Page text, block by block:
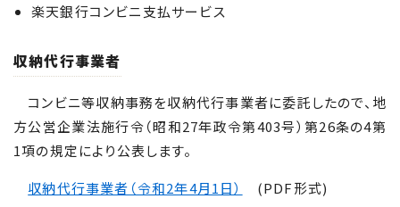
楽天銀行コンビニ支払サービス
収納代行事業者
コンビニ等収納事務を収納代行事業者に委託したので、地
方公営企業法施行令（昭和27年政令第403号）第26条の4第
1項の規定により公表します。
収納代行事業者（令和2年4月1日）
(PDF形式)